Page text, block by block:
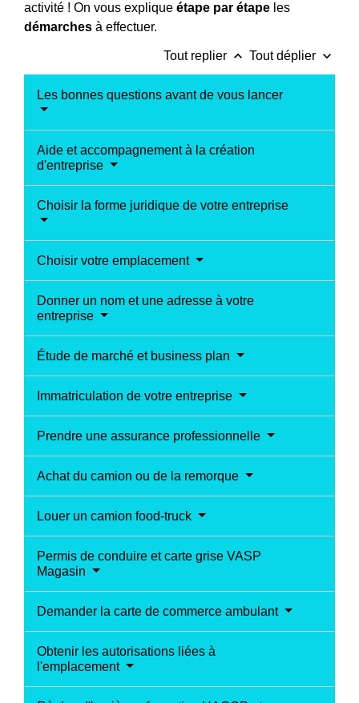
activité ! On vous explique étape par étape les
démarches à effectuer.
Tout replier keyboard_arrow_up Tout déplier keyboard_arrow_down
Les bonnes questions avant de vous lancer
Aide et accompagnement à la création
d'entreprise
Choisir la forme juridique de votre entreprise
Choisir votre emplacement
Donner un nom et une adresse à votre
entreprise
Étude de marché et business plan
Immatriculation de votre entreprise
Prendre une assurance professionnelle
Achat du camion ou de la remorque
Louer un camion food-truck
Permis de conduire et carte grise VASP
Magasin
Demander la carte de commerce ambulant
Obtenir les autorisations liées à
l'emplacement